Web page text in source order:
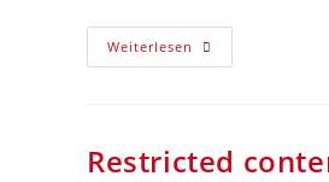
Weiterlesen
Restricted